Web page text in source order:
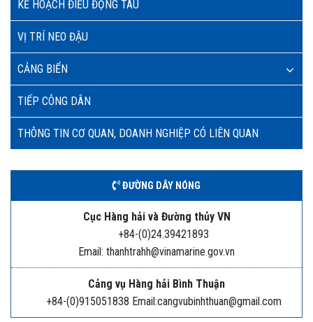
KẾ HOẠCH ĐIỀU ĐỘNG TÀU
VỊ TRÍ NEO ĐẬU
CẢNG BIỂN
TIẾP CÔNG DÂN
THÔNG TIN CƠ QUAN, DOANH NGHIỆP CÓ LIÊN QUAN
ĐƯỜNG DÂY NÓNG
Cục Hàng hải và Đường thủy VN
+84-(0)24.39421893
Email: thanhtrahh@vinamarine.gov.vn
Cảng vụ Hàng hải Bình Thuận
+84-(0)915051838 Email:cangvubinhthuan@gmail.com